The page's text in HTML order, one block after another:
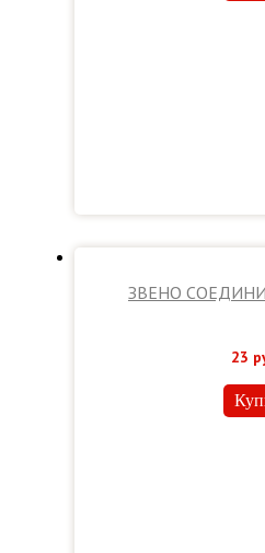
ЗВЕНО
23